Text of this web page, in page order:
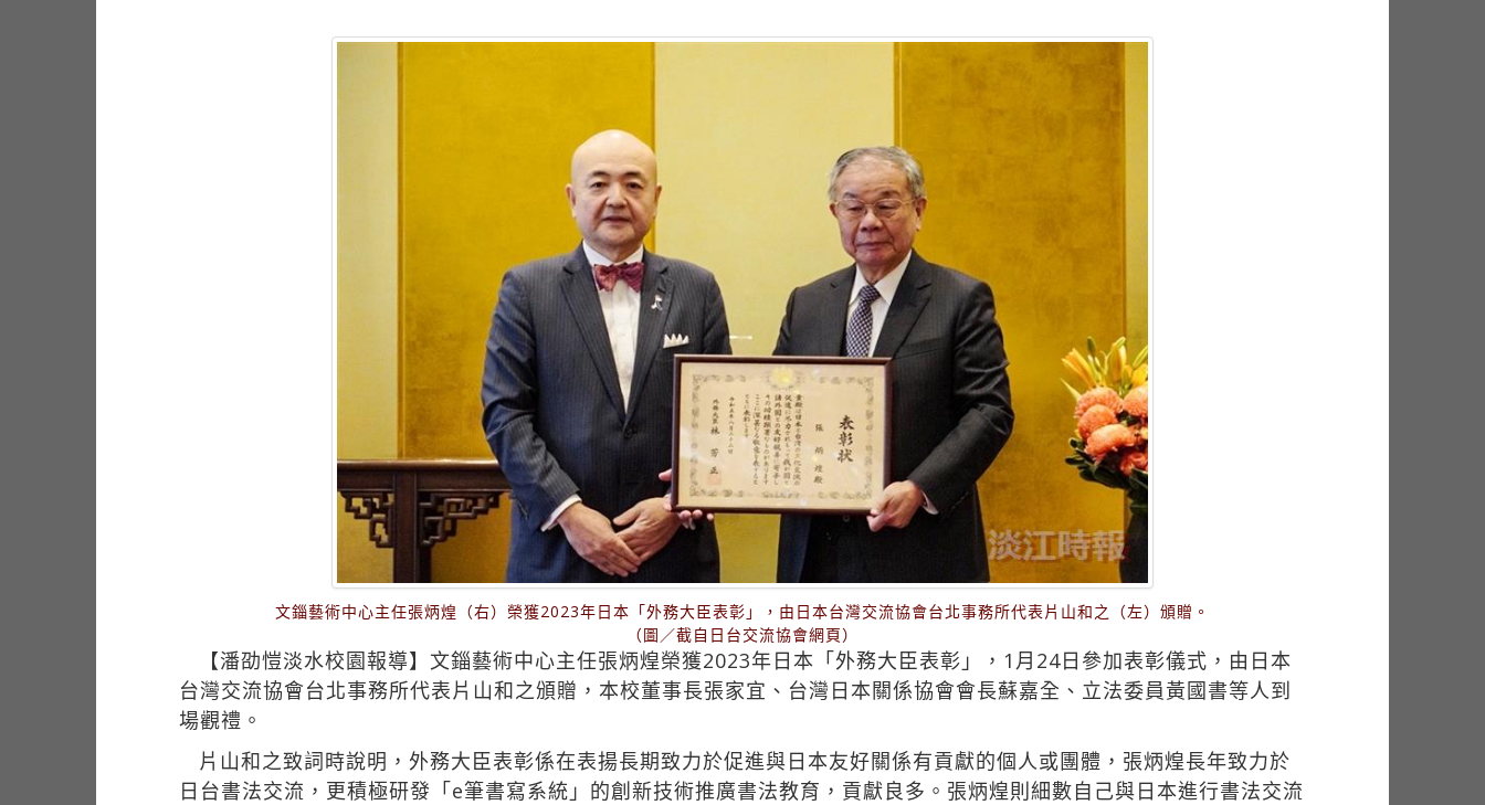
文錙藝術中心主任張炳煌（右）榮獲2023年日本「外務大臣表彰」，由日本台灣交流協會台北事務所代表片山和之（左）頒贈。
（圖／截自日台交流協會網頁）
【潘劭愷淡水校園報導】文錙藝術中心主任張炳煌榮獲2023年日本「外務大臣表彰」，1月24日參加表彰儀式，由日本
台灣交流協會台北事務所代表片山和之頒贈，本校董事長張家宜、台灣日本關係協會會長蘇嘉全、立法委員黃國書等人到
場觀禮。
片山和之致詞時說明，外務大臣表彰係在表揚長期致力於促進與日本友好關係有貢獻的個人或團體，張炳煌長年致力於
日台書法交流，更積極研發「e筆書寫系統」的創新技術推廣書法教育，貢獻良多。張炳煌則細數自己與日本進行書法交流